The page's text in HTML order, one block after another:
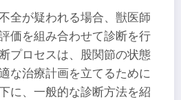
全が疑われる場合、獣医師
価を組み合わせて診断を行
プロセスは、股関節の状態
な治療計画を立てるために
に、一般的な診断方法を紹